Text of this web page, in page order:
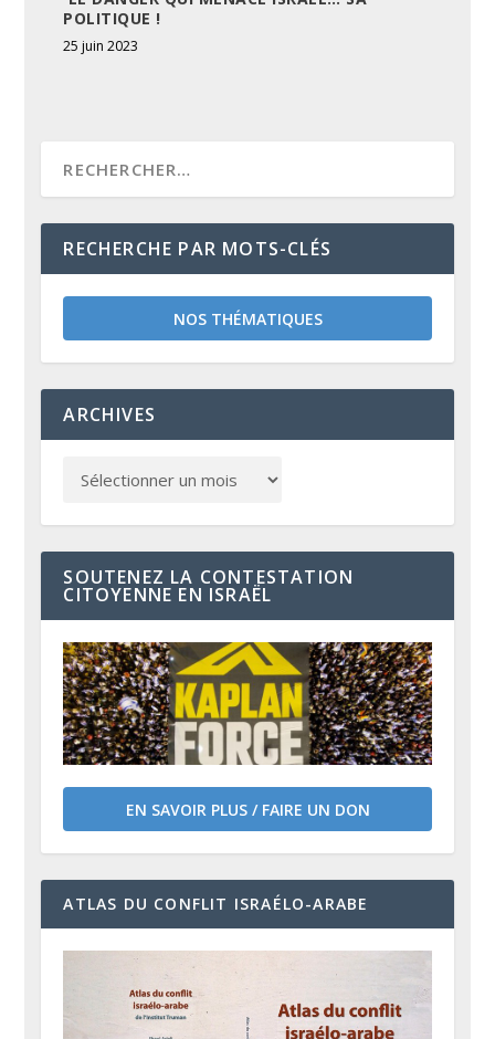
POLITIQUE !
25 juin 2023
RECHERCHE PAR MOTS-CLÉS
NOS THÉMATIQUES
ARCHIVES
SOUTENEZ LA CONTESTATION
CITOYENNE EN ISRAËL
EN SAVOIR PLUS / FAIRE UN DON
ATLAS DU CONFLIT ISRAÉLO-ARABE